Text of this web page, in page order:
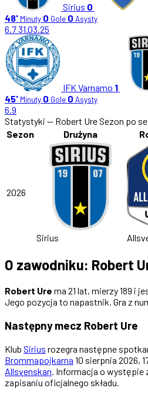
Sirius 0
48' Minuty 0 Gole 0 Asysty
6.731.03.25
IFK Varnamo 1
45' Minuty 0 Gole 0 Asysty
6.9
Statystyki — Robert UreSezon po
Sezon
Drużyna
2026
Sirius
O zawodniku: Robert
Robert Ure ma 21 lat, mierzy 189 i
Jego pozycja to napastnik. Gra z
Następny mecz Robert Ure
Klub Sirius rozegra następne
Brommapojkarna 10 sierpnia 2026,
Allsvenskan. Informacja o występie
zapisaniu oficjalnego składu.